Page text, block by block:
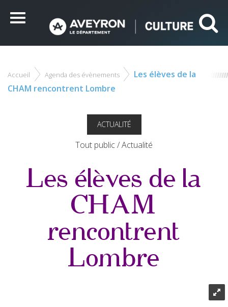
Menu
Accueil Agenda des évènements
Les élèves de la
CHAM rencontrent Lombre
ACTUALITÉ
Tout public / Actualité
Les élèves de la
CHAM
rencontrent
Lombre
ceux que vous souhaitez activer
Tout accepter Tout refuser Personnaliser